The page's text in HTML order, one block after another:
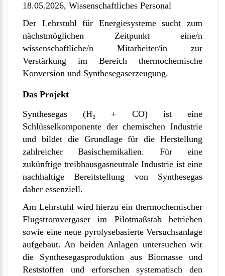
18.05.2026, Wissenschaftliches Personal
Der Lehrstuhl für Energiesysteme sucht zum
nächstmöglichen Zeitpunkt eine/n
wissenschaftliche/n Mitarbeiter/in zur
Verstärkung im Bereich thermochemische
Konversion und Synthesegaserzeugung.
Das Projekt
Synthesegas (H₂ + CO) ist eine
Schlüsselkomponente der chemischen Industrie
und bildet die Grundlage für die Herstellung
zahlreicher Basischemikalien. Für eine
zukünftige treibhausgasneutrale Industrie ist eine
nachhaltige Bereitstellung von Synthesegas
daher essenziell.
Am Lehrstuhl wird hierzu ein thermochemischer
Flugstromvergaser im Pilotmaßstab betrieben
sowie eine neue pyrolysebasierte Versuchsanlage
aufgebaut. An beiden Anlagen untersuchen wir
die Synthesegasproduktion aus Biomasse und
Reststoffen und erforschen systematisch den